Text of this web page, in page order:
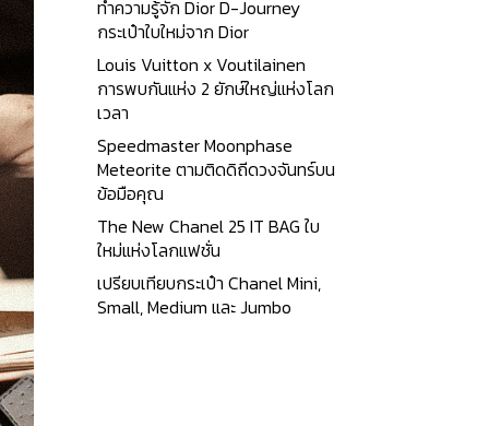
ทำความรู้จัก Dior D-Journey
กระเป๋าใบใหม่จาก Dior
Louis Vuitton x Voutilainen
การพบกันแห่ง 2 ยักษ์ใหญ่แห่งโลก
เวลา
Speedmaster Moonphase
Meteorite ตามติดดิถีดวงจันทร์บน
ข้อมือคุณ
The New Chanel 25 IT BAG ใบ
ใหม่แห่งโลกแฟชั่น
เปรียบเทียบกระเป๋า Chanel Mini,
Small, Medium และ Jumbo